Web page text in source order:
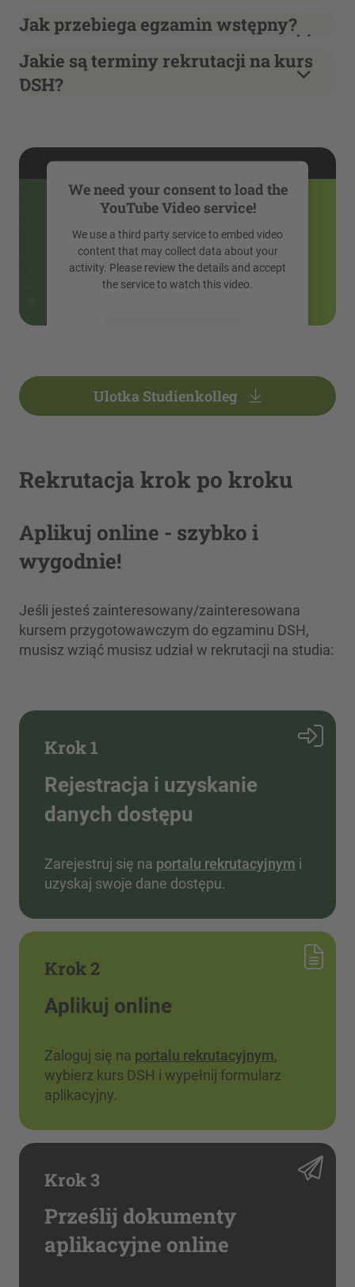
Jak przebiega egzamin wstępny?
Jakie są terminy rekrutacji na kurs
DSH?
We need your consent to load the
YouTube Video service!
We use a third party service to embed video
content that may collect data about your
activity. Please review the details and accept
the service to watch this video.
Accept
powered byUsercentrics Consent
Management Platform
Ulotka Studienkolleg
Rekrutacja krok po kroku
Aplikuj online - szybko i
wygodnie!
Jeśli jesteś zainteresowany/zainteresowana
kursem przygotowawczym do egzaminu DSH,
musisz wziąć musisz udział w rekrutacji na studia:
Krok 1
Rejestracja i uzyskanie
danych dostępu
Zarejestruj się na portalu rekrutacyjnym i
uzyskaj swoje dane dostępu.
Krok 2
Aplikuj online
Zaloguj się na portalu rekrutacyjnym,
wybierz kurs DSH i wypełnij formularz
aplikacyjny.
Krok 3
Prześlij dokumenty
aplikacyjne online